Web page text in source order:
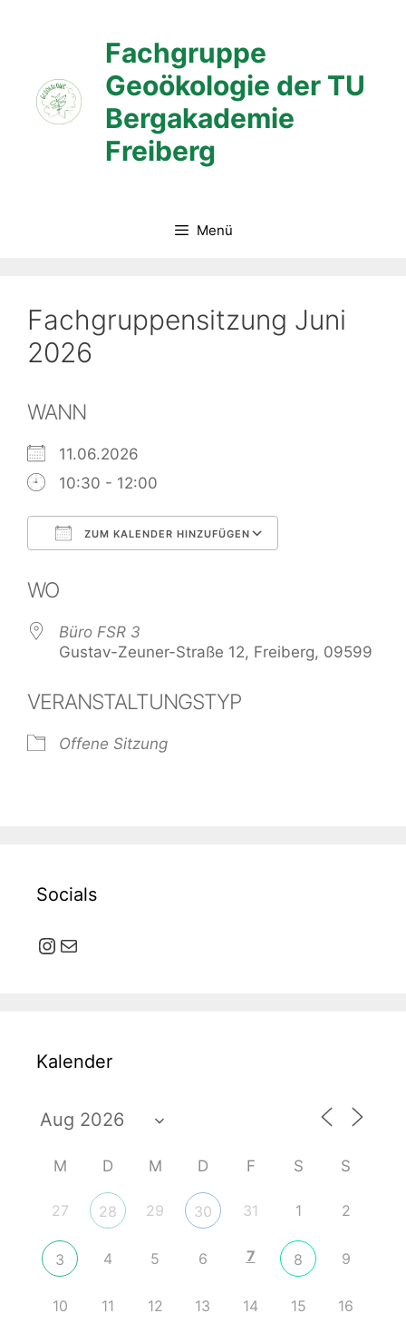
Fachgruppe
Geoökologie der TU
Bergakademie
Freiberg
Menü
Fachgruppensitzung Juni
2026
WANN
11.06.2026
10:30 - 12:00
ZUM KALENDER HINZUFÜGEN
WO
Büro FSR 3
Gustav-Zeuner-Straße 12, Freiberg, 09599
VERANSTALTUNGSTYP
Offene Sitzung
Socials
Instagram
E-Mail
Kalender
M D M D F S S
27 28 29 30 31 1 2
3 4 5 6 7 8 9
10 11 12 13 14 15 16